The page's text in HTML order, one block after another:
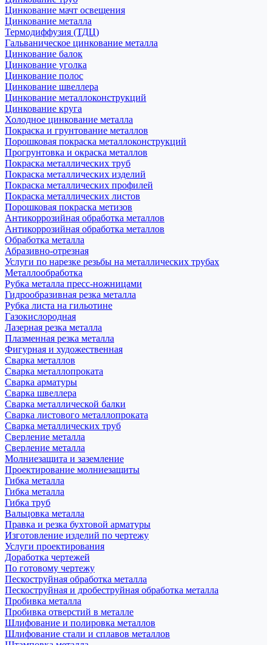
Цинкование мачт освещения
Цинкование металла
Термодиффузия (ТДЦ)
Гальваническое цинкование металла
Цинкование балок
Цинкование уголка
Цинкование полос
Цинкование швеллера
Цинкование металлоконструкций
Цинкование круга
Холодное цинкование металла
Покраска и грунтование металлов
Порошковая покраска металлоконструкций
Прогрунтовка и окраска металлов
Покраска металлических труб
Покраска металлических изделий
Покраска металлических профилей
Покраска металлических листов
Порошковая покраска метизов
Антикоррозийная обработка металлов
Антикоррозийная обработка металлов
Обработка металла
Абразивно-отрезная
Услуги по нарезке резьбы на металлических трубах
Металлообработка
Рубка металла пресс-ножницами
Гидрообразивная резка металла
Рубка листа на гильотине
Газокислородная
Лазерная резка металла
Плазменная резка металла
Фигурная и художественная
Сварка металлов
Сварка металлопроката
Сварка арматуры
Сварка швеллера
Сварка металлической балки
Сварка листового металлопроката
Сварка металлических труб
Сверление металла
Сверление металла
Молниезащита и заземление
Проектирование молниезащиты
Гибка металла
Гибка металла
Гибка труб
Вальцовка металла
Правка и резка бухтовой арматуры
Изготовление изделий по чертежу
Услуги проектирования
Доработка чертежей
По готовому чертежу
Пескоструйная обработка металла
Пескоструйная и дробеструйная обработка металла
Пробивка металла
Пробивка отверстий в металле
Шлифование и полировка металлов
Шлифование стали и сплавов металлов